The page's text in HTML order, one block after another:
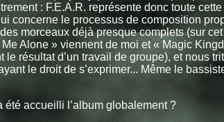
: F.E.A.R. représente donc toute
concerne le processus de composition
morceaux déjà presque complets (sur
Alone » viennent de moi et « Magic
le résultat d’un travail de groupe), et nous
le droit de s’exprimer... Même le
été accueilli l’album globalement ?